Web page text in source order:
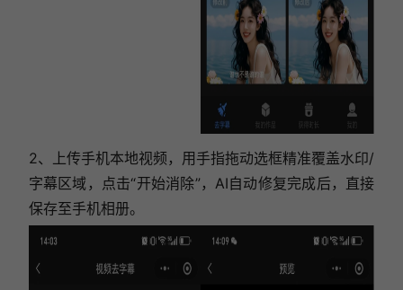
2、上传手机本地视频，用手指拖动选框精准覆盖水印/
字幕区域，点击“开始消除”，AI自动修复完成后，直接
保存至手机相册。